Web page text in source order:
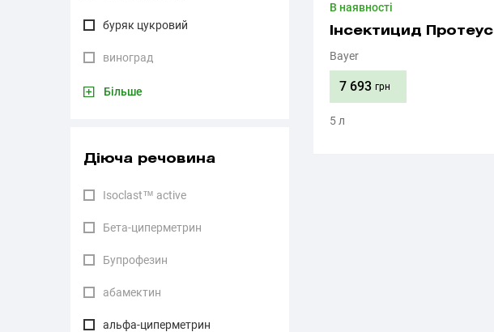
буряк цукровий
виноград
Більше
Діюча речовина
Isoclast™ active
Бета-циперметрин
Бупрофезин
абамектин
альфа-циперметрин
В наявності
Інсектицид Протеус
Bayer
7 693 грн
5 л